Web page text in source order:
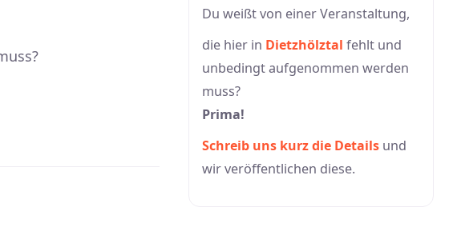
Du weißt von einer Veranstaltung,
die hier in Dietzhölztal fehlt und
unbedingt aufgenommen werden
muss?
Prima!
Schreib uns kurz die Details und
wir veröffentlichen diese.